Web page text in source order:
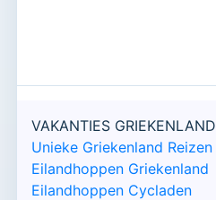
VAKANTIES GRIEKENLAND
Unieke Griekenland Reizen
Eilandhoppen Griekenland
Eilandhoppen Cycladen